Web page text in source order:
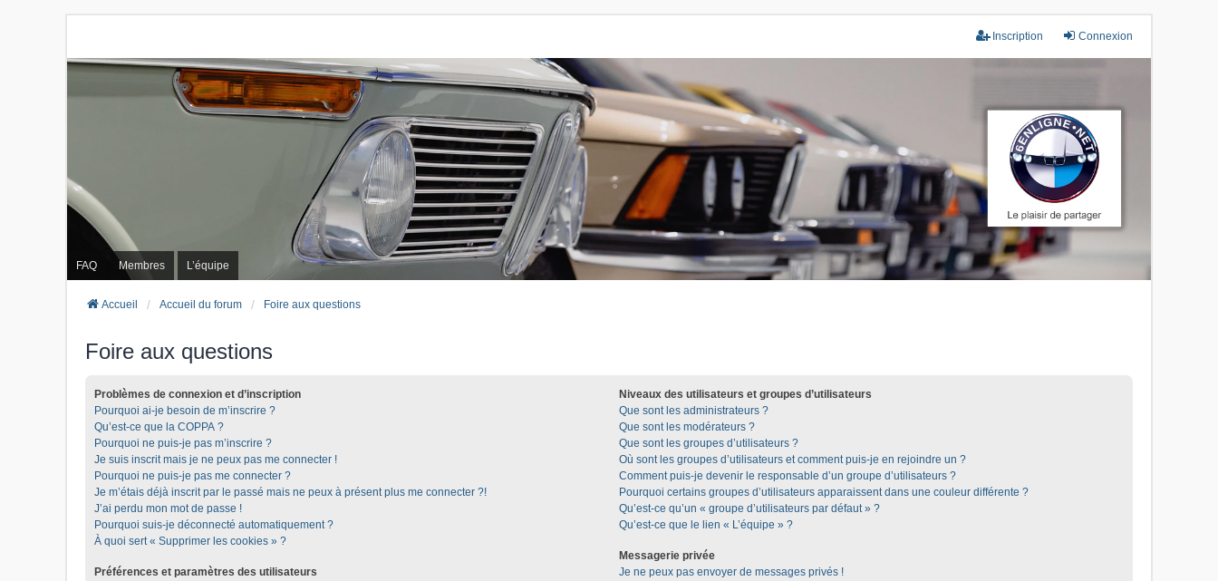
Connexion
Inscription
FAQ Membres L’équipe
Accueil Accueil du forum Foire aux questions
Foire aux questions
Problèmes de connexion et d’inscription
Pourquoi ai-je besoin de m’inscrire ?
Qu’est-ce que la COPPA ?
Pourquoi ne puis-je pas m’inscrire ?
Je suis inscrit mais je ne peux pas me connecter !
Pourquoi ne puis-je pas me connecter ?
Je m’étais déjà inscrit par le passé mais ne peux à présent plus me connecter ?!
J’ai perdu mon mot de passe !
Pourquoi suis-je déconnecté automatiquement ?
À quoi sert « Supprimer les cookies » ?
Préférences et paramètres des utilisateurs
Niveaux des utilisateurs et groupes d’utilisateurs
Que sont les administrateurs ?
Que sont les modérateurs ?
Que sont les groupes d’utilisateurs ?
Où sont les groupes d’utilisateurs et comment puis-je en rejoindre un ?
Comment puis-je devenir le responsable d’un groupe d’utilisateurs ?
Pourquoi certains groupes d’utilisateurs apparaissent dans une couleur différente ?
Qu’est-ce qu’un « groupe d’utilisateurs par défaut » ?
Qu’est-ce que le lien « L’équipe » ?
Messagerie privée
Je ne peux pas envoyer de messages privés !